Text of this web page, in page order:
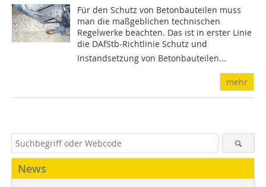
Für den Schutz von Betonbauteilen muss
man die maßgeblichen technischen
Regelwerke beachten. Das ist in erster Linie
die DAfStb-Richtlinie Schutz und
Instandsetzung von Betonbauteilen...
mehr
News